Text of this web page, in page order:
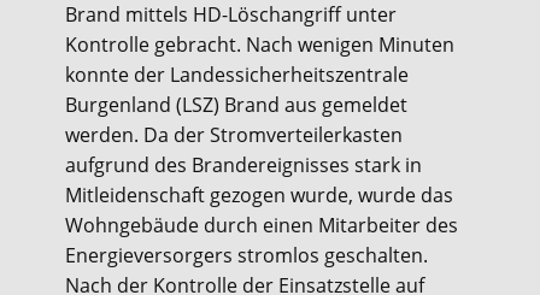
Brand mittels HD-Löschangriff unter
Kontrolle gebracht. Nach wenigen Minuten
konnte der Landessicherheitszentrale
Burgenland (LSZ) Brand aus gemeldet
werden. Da der Stromverteilerkasten
aufgrund des Brandereignisses stark in
Mitleidenschaft gezogen wurde, wurde das
Wohngebäude durch einen Mitarbeiter des
Energieversorgers stromlos geschalten.
Nach der Kontrolle der Einsatzstelle auf